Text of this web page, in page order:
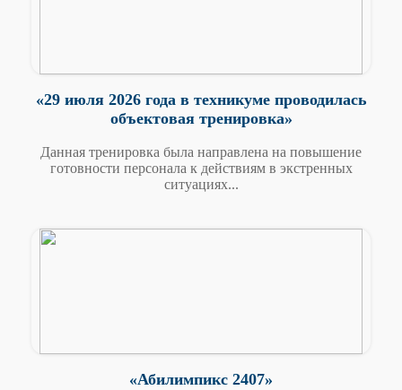
«29 июля 2026 года в техникуме проводилась
объектовая тренировка»
Данная тренировка была направлена на повышение
готовности персонала к действиям в экстренных
ситуациях...
«Абилимпикс 2407»